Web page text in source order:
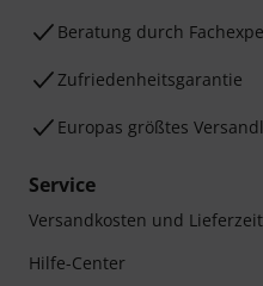
Beratung durch
Zufriedenheitsgarantie
Europas größtes
Service
Versandkosten und
Hilfe-Center